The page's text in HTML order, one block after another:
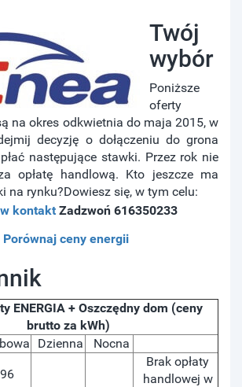
Twój
wybór
Poniższe
oferty
na okres odkwietnia do maja 2015, w
decyzję o dołączeniu do grona
następujące stawki. Przez rok nie
opłatę handlową. Kto jeszcze ma
na rynku?Dowiesz się, w tym celu:
kontakt Zadzwoń 616350233
Porównaj ceny energii
ENERGIA + Oszczędny dom (ceny
brutto za kWh)
Dzienna Nocna
Brak opłaty
handlowej w